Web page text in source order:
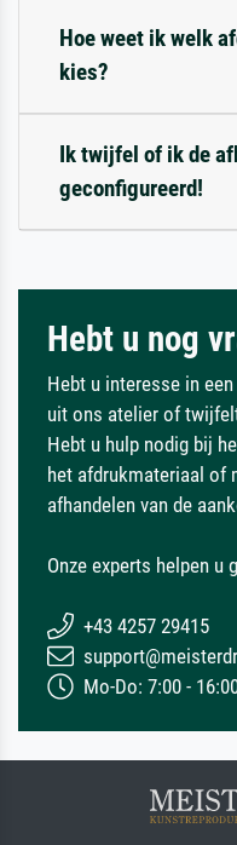
Hoe weet ik welk
kies?
Ik twijfel of ik de
geconfigureerd!
Hebt u nog
Hebt u interesse in
uit ons atelier of
Hebt u hulp nodig bij
het afdrukmateriaal of
afhandelen van de
Onze experts helpen u
+43 4257 29415
Mo-Do: 7:00 -